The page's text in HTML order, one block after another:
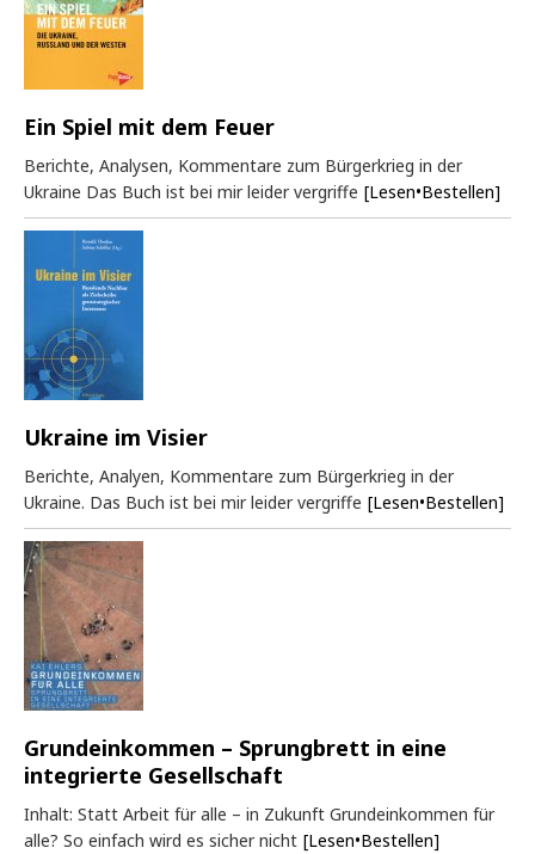
Ein Spiel mit dem Feuer
Berichte, Analysen, Kommentare zum Bürgerkrieg in der
Ukraine Das Buch ist bei mir leider vergriffe [Lesen•Bestellen]
Ukraine im Visier
Berichte, Analyen, Kommentare zum Bürgerkrieg in der
Ukraine. Das Buch ist bei mir leider vergriffe [Lesen•Bestellen]
Grundeinkommen – Sprungbrett in eine
integrierte Gesellschaft
Inhalt: Statt Arbeit für alle – in Zukunft Grundeinkommen für
alle? So einfach wird es sicher nicht [Lesen•Bestellen]